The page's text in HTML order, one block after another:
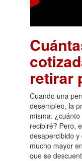
retirar
Cuando una
desempleo, la
misma:
recibiré? Pero,
desapercibido
mucho mayor
que se